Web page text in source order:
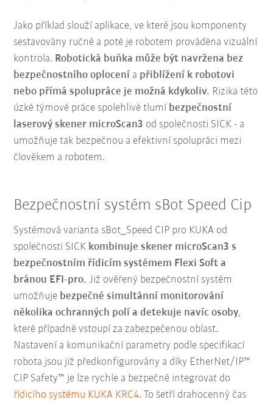
Jako příklad slouží aplikace, ve které jsou komponenty
sestavovány ručně a poté je robotem prováděna vizuální
kontrola. Robotická buňka může být navržena bez
bezpečnostního oplocení a přiblížení k robotovi
nebo přímá spolupráce je možná kdykoliv. Rizika této
úzké týmové práce spolehlivě tlumí bezpečnostní
laserový skener microScan3 od společnosti SICK - a
umožňuje tak bezpečnou a efektivní spolupráci mezi
člověkem a robotem.
Bezpečnostní systém sBot Speed Cip
Systémová varianta sBot_Speed CIP pro KUKA od
společnosti SICK kombinuje skener microScan3 s
bezpečnostním řídicím systémem Flexi Soft a
bránou EFI-pro. Již ověřený bezpečnostní systém
umožňuje bezpečné simultánní monitorování
několika ochranných polí a detekuje navíc osoby,
které případně vstoupí za zabezpečenou oblast.
Nastavení a komunikační parametry podle specifikací
robota jsou již předkonfigurovány a díky EtherNet/IP™
CIP Safety™ je lze rychle a bezpečně integrovat do
řídicího systému KUKA KRC4. To šetří drahocenný čas